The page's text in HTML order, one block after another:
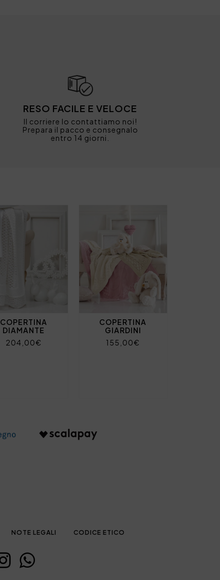
RESO FACILE E VELOCE
Il corriere lo contattiamo noi!
Prepara il pacco e consegnalo
entro 14 giorni.
COPERTINA
DIAMANTE
204,00€
COPERTINA
GIARDINI
155,00€
NOTE LEGALI CODICE ETICO